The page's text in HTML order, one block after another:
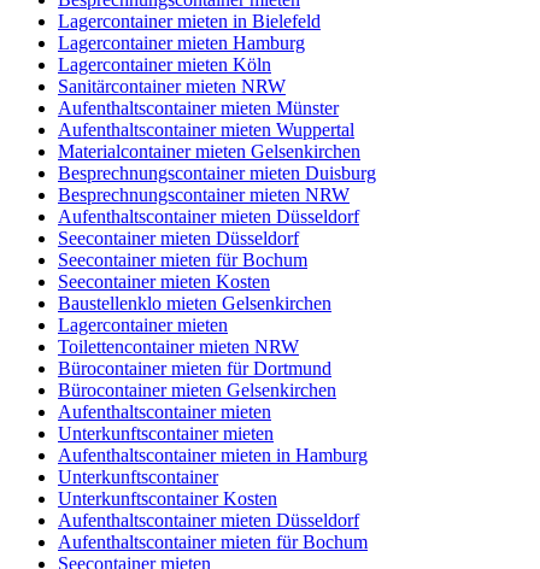
Lagercontainer mieten in Bielefeld
Lagercontainer mieten Hamburg
Lagercontainer mieten Köln
Sanitärcontainer mieten NRW
Aufenthaltscontainer mieten Münster
Aufenthaltscontainer mieten Wuppertal
Materialcontainer mieten Gelsenkirchen
Besprechnungscontainer mieten Duisburg
Besprechnungscontainer mieten NRW
Aufenthaltscontainer mieten Düsseldorf
Seecontainer mieten Düsseldorf
Seecontainer mieten für Bochum
Seecontainer mieten Kosten
Baustellenklo mieten Gelsenkirchen
Lagercontainer mieten
Toilettencontainer mieten NRW
Bürocontainer mieten für Dortmund
Bürocontainer mieten Gelsenkirchen
Aufenthaltscontainer mieten
Unterkunftscontainer mieten
Aufenthaltscontainer mieten in Hamburg
Unterkunftscontainer
Unterkunftscontainer Kosten
Aufenthaltscontainer mieten Düsseldorf
Aufenthaltscontainer mieten für Bochum
Seecontainer mieten